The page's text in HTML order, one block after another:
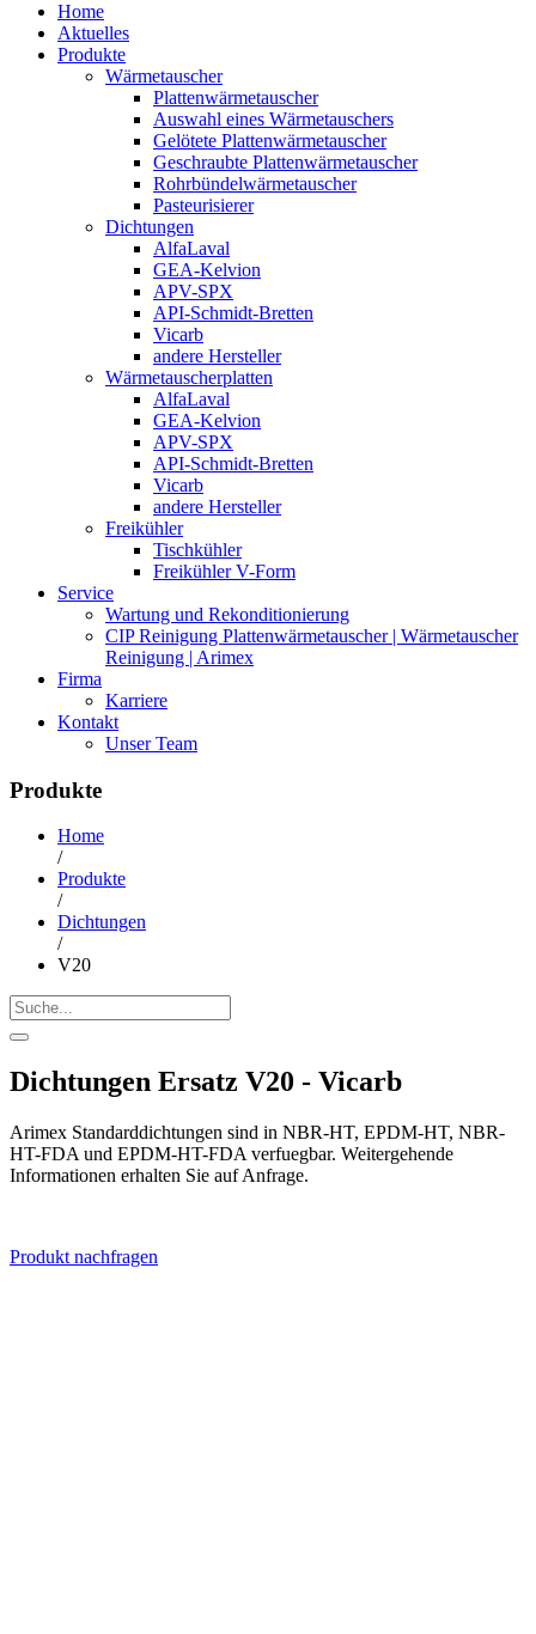
Home
Aktuelles
Produkte
Wärmetauscher
Plattenwärmetauscher
Auswahl eines Wärmetauschers
Gelötete Plattenwärmetauscher
Geschraubte Plattenwärmetauscher
Rohrbündelwärmetauscher
Pasteurisierer
Dichtungen
AlfaLaval
GEA-Kelvion
APV-SPX
API-Schmidt-Bretten
Vicarb
andere Hersteller
Wärmetauscherplatten
AlfaLaval
GEA-Kelvion
APV-SPX
API-Schmidt-Bretten
Vicarb
andere Hersteller
Freikühler
Tischkühler
Freikühler V-Form
Service
Wartung und Rekonditionierung
CIP Reinigung Plattenwärmetauscher | Wärmetauscher
Reinigung | Arimex
Firma
Karriere
Kontakt
Unser Team
Produkte
Home
/
Produkte
/
Dichtungen
/
V20
Dichtungen Ersatz V20 - Vicarb
Arimex Standarddichtungen sind in NBR-HT, EPDM-HT, NBR-
HT-FDA und EPDM-HT-FDA verfuegbar. Weitergehende
Informationen erhalten Sie auf Anfrage.
Produkt nachfragen